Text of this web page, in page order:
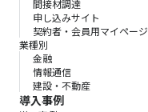
間接材調達
申し込みサイト
契約者・会員用マイページ
業種別
金融
情報通信
建設・不動産
導入事例